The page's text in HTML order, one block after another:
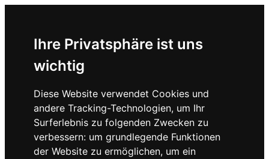
Ihre Privatsphäre ist uns
wichtig
Diese Website verwendet Cookies und
andere Tracking-Technologien, um Ihr
Surferlebnis zu folgenden Zwecken zu
verbessern: um grundlegende Funktionen
der Website zu ermöglichen, um ein